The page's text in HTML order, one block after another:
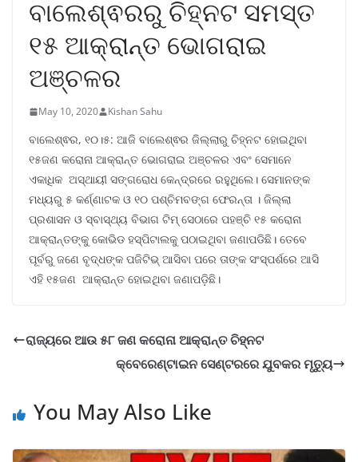
ବାଲେଶ୍ଵରରୁ ଚିହ୍ନଟ ସମସ୍ତ
୧୫ ଆକ୍ରାନ୍ତ ଭୋଗରାଇ
ଅଞ୍ଚଳର
May 10, 2020 Kishan Sahu
ବାଲେଶ୍ଵର, ୧୦।୫: ଆଜି ବାଲେଶ୍ଵର ଜିଲ୍ଲାରୁ ଚିହ୍ନଟ ହୋଇଥିବା
୧୫ଜଣ କରୋନା ଆକ୍ରାନ୍ତ ଭୋଗରାଇ ଅଞ୍ଚଳର ଏବଂ ସେମାନେ
ଏକାଧିକ ଅସ୍ଥାୟୀ ସଙ୍ଗରୋଧ କେନ୍ଦ୍ରରେ ରହୁଥିଲେ। ସେମାନଙ୍କ
ମଧ୍ୟରୁ ୫ କର୍ଣ୍ଣାଟକ ଓ ୧୦ ପଶ୍ଚିମବଙ୍ଗ ଫେରନ୍ତା । ଜିଲ୍ଲା
ପ୍ରଶାସନ ଓ ସ୍ବାସ୍ଥ୍ୟ ବିଭାଗ ଟିମ୍ ସେଠାରେ ପହଞ୍ଚି ୧୫ କରୋନା
ଆକ୍ରାନ୍ତଙ୍କୁ କୋଭିଡ ହସ୍ପିଟାଲକୁ ପଠାଇଥିବା ଜଣାପଡିଛି। ତେବେ
ପୂର୍ବରୁ ଜଣେ ବୃଦ୍ଧଙ୍କ ପଜିଟିଭ୍ ଆସିବା ପରେ ତାଙ୍କ ସଂସ୍ପର୍ଶରେ ଆସି
ଏହି ୧୫ଜଣ ଆକ୍ରାନ୍ତ ହୋଇଥିବା ଜଣାପଡ଼ିଛି।
ରାଜ୍ୟରେ ଆଉ ୫୮ ଜଣ କରୋନା ଆକ୍ରାନ୍ତ ଚିହ୍ନଟ
କ୍ବେରେଣ୍ଟାଇନ ସେଣ୍ଟରରେ ଯୁବକର ମୃତ୍ୟୁ
You May Also Like